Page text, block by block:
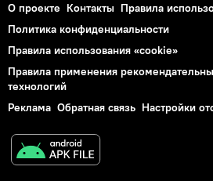
О проекте Контакты Правила
Политика конфиденциальности
Правила использования «cookie»
Правила применения
технологий
Реклама Обратная связь Настройки